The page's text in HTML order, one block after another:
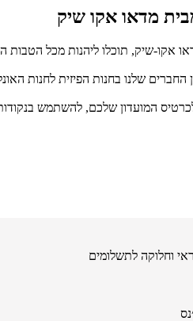
מדאו אקו שיק
אקו-שיק, תוכלו ליהנות מכל הטבות
החברים שלנו בחנות הפיזית לחנות
המועדון שלכם, להשתמש
וחלוקה לתשלומים